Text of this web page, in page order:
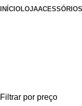
INÍCIOLOJA
Filtrar por preço